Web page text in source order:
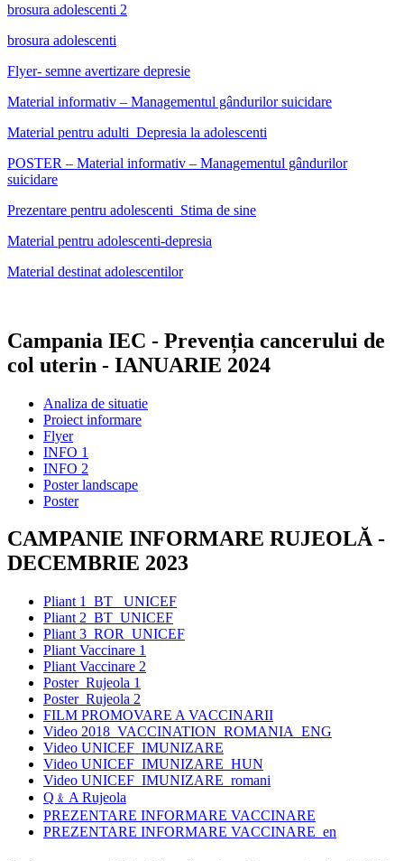
brosura adolescenti 2
brosura adolescenti
Flyer- semne avertizare depresie
Material informativ – Managementul gândurilor suicidare
Material pentru adulti_Depresia la adolescenti
POSTER – Material informativ – Managementul gândurilor
suicidare
Prezentare pentru adolescenti_Stima de sine
Material pentru adolescenti-depresia
Material destinat adolescentilor
Campania IEC - Prevenția cancerului de
col uterin - IANUARIE 2024
Analiza de situatie
Proiect informare
Flyer
INFO 1
INFO 2
Poster landscape
Poster
CAMPANIE INFORMARE RUJEOLĂ -
DECEMBRIE 2023
Pliant 1_BT_ UNICEF
Pliant 2_BT_UNICEF
Pliant 3_ROR_UNICEF
Pliant Vaccinare 1
Pliant Vaccinare 2
Poster_Rujeola 1
Poster_Rujeola 2
FILM PROMOVARE A VACCINARII
Video 2018_VACCINATION_ROMANIA_ENG
Video UNICEF_IMUNIZARE
Video UNICEF_IMUNIZARE_HUN
Video UNICEF_IMUNIZARE_romani
Q﹠A Rujeola
PREZENTARE INFORMARE VACCINARE
PREZENTARE INFORMARE VACCINARE_en